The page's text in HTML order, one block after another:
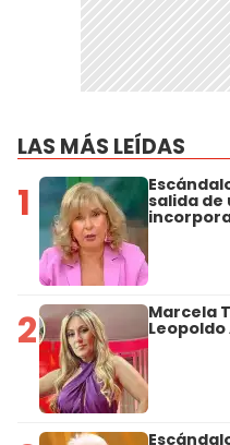
LAS MÁS LEÍDAS
1 salida de
2 Marcela